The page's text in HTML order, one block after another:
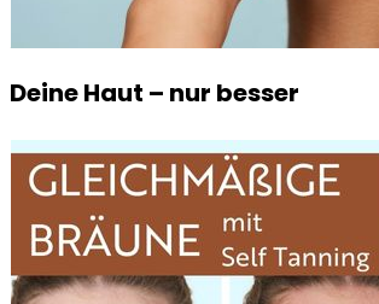
Deine Haut – nur besser